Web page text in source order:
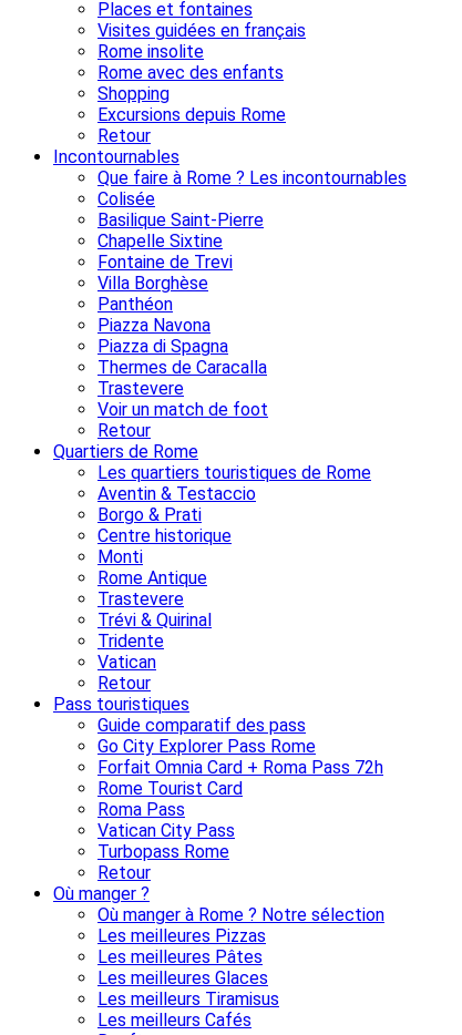
Places et fontaines
Visites guidées en français
Rome insolite
Rome avec des enfants
Shopping
Excursions depuis Rome
Retour
Incontournables
Que faire à Rome ? Les incontournables
Colisée
Basilique Saint-Pierre
Chapelle Sixtine
Fontaine de Trevi
Villa Borghèse
Panthéon
Piazza Navona
Piazza di Spagna
Thermes de Caracalla
Trastevere
Voir un match de foot
Retour
Quartiers de Rome
Les quartiers touristiques de Rome
Aventin & Testaccio
Borgo & Prati
Centre historique
Monti
Rome Antique
Trastevere
Trévi & Quirinal
Tridente
Vatican
Retour
Pass touristiques
Guide comparatif des pass
Go City Explorer Pass Rome
Forfait Omnia Card + Roma Pass 72h
Rome Tourist Card
Roma Pass
Vatican City Pass
Turbopass Rome
Retour
Où manger ?
Où manger à Rome ? Notre sélection
Les meilleures Pizzas
Les meilleures Pâtes
Les meilleures Glaces
Les meilleurs Tiramisus
Les meilleurs Cafés